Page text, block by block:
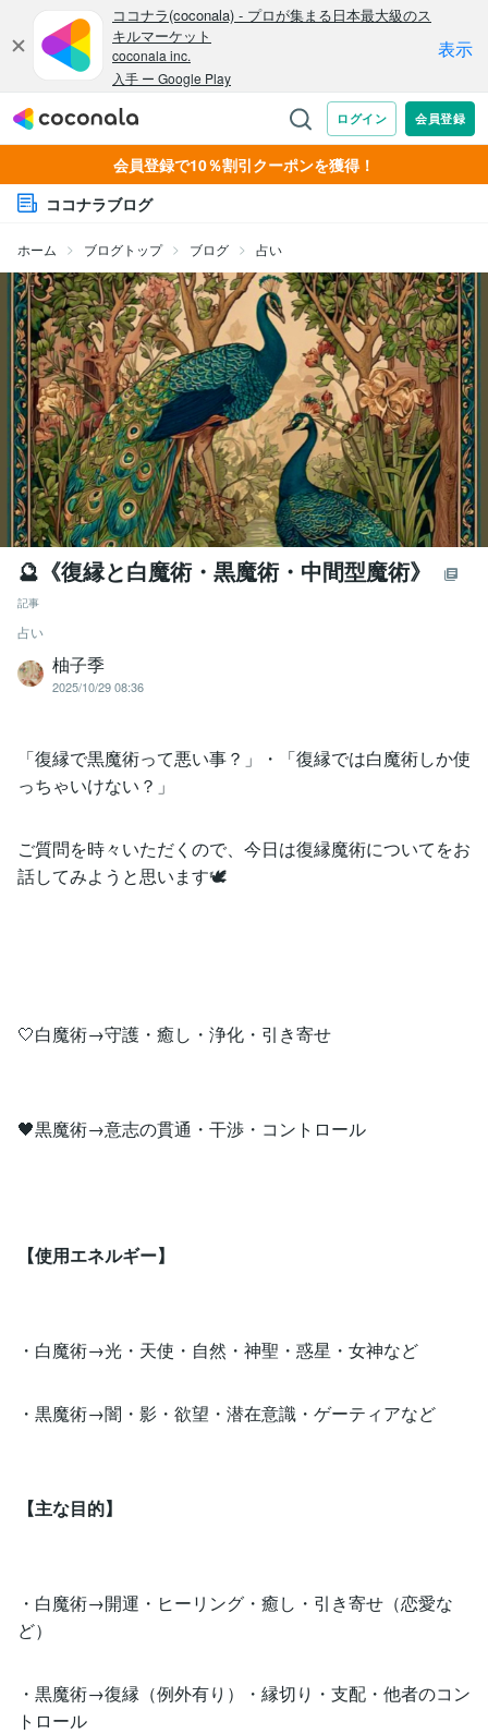
会員登録で10％割引クーポンを獲得！
ココナラブログ
ホーム ブログトップ ブログ 占い
🔮《復縁と白魔術・黒魔術・中間型魔術》
記事
占い
柚子季
2025/10/29 08:36
「復縁で黒魔術って悪い事？」・「復縁では白魔術しか使
っちゃいけない？」
ご質問を時々いただくので、今日は復縁魔術についてをお
話してみようと思います🕊️
🤍白魔術→守護・癒し・浄化・引き寄せ
🖤黒魔術→意志の貫通・干渉・コントロール
【使用エネルギー】
・白魔術→光・天使・自然・神聖・惑星・女神など
・黒魔術→闇・影・欲望・潜在意識・ゲーティアなど
【主な目的】
・白魔術→開運・ヒーリング・癒し・引き寄せ（恋愛な
ど）
・黒魔術→復縁（例外有り）・縁切り・支配・他者のコン
トロール